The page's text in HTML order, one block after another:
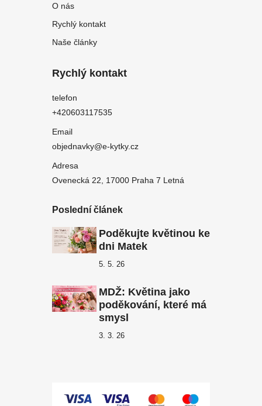
O nás
Rychlý kontakt
Naše články
Rychlý kontakt
telefon
+420603117535
Email
objednavky@e-kytky.cz
Adresa
Ovenecká 22, 17000 Praha 7 Letná
Poslední článek
Poděkujte květinou ke
dni Matek
5. 5. 26
MDŽ: Květina jako
poděkování, které má
smysl
3. 3. 26